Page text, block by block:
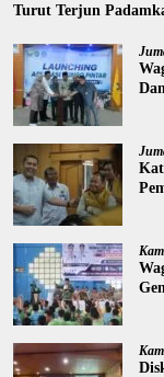
Turut Terjun